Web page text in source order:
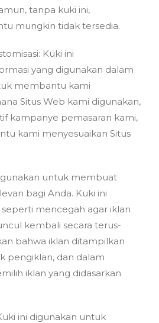
tanpa kuki ini,
mungkin tidak tersedia.
Kuki ini
yang digunakan dalam
membantu kami
Situs Web kami digunakan,
kampanye pemasaran kami,
kami menyesuaikan Situs
untuk membuat
bagi Anda. Kuki ini
mencegah agar iklan
kembali secara terus-
bahwa iklan ditampilkan
pengiklan, dan dalam
iklan yang didasarkan
ini digunakan untuk